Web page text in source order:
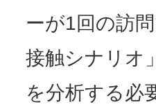
ーが1回の訪
接触シナリオ
を分析する必